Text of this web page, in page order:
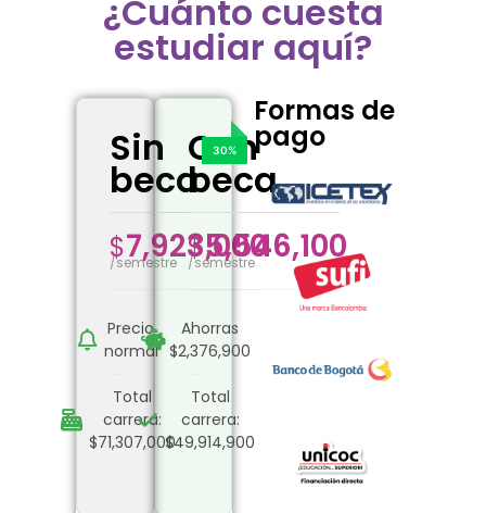
¿Cuánto cuesta
estudiar aquí?
Sin
beca
$7,923,000
/semestre
Precio
normal
Total
carrera:
$71,307,000
Con
beca
$5,546,100
/semestre
Ahorras
$2,376,900
Total
carrera:
$49,914,900
Formas de
pago